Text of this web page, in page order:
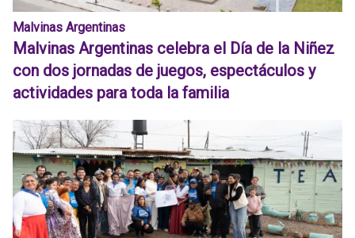
Malvinas Argentinas
Malvinas Argentinas celebra el Día de la Niñez
con dos jornadas de juegos, espectáculos y
actividades para toda la familia